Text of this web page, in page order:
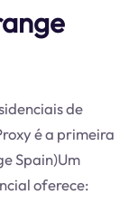
de
é a primeira
Spain)Um
oferece: